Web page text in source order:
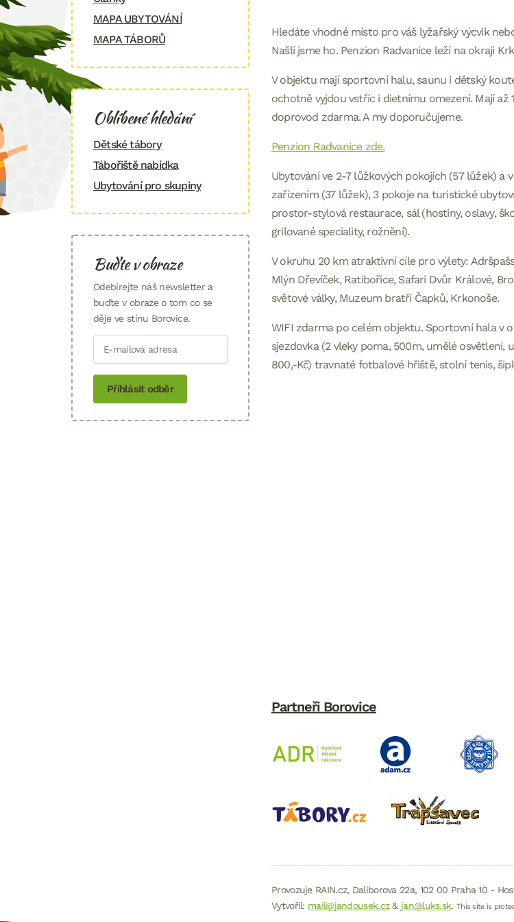
Hledáte vhodné místo pro váš lyžařský výcvik
Našli jsme ho. Penzion Radvanice leží na okraji
V objektu mají sportovní halu, saunu i dětský
ochotně vyjdou vstříc i dietnímu omezení. Mají až
doprovod zdarma. A my doporučujeme.
Penzion Radvanice zde.
Ubytování ve 2-7 lůžkových pokojích (57 lůžek) a
zařízením (37 lůžek), 3 pokoje na turistické
prostor-stylová restaurace, sál (hostiny, oslavy,
grilované speciality, rožnění).
V okruhu 20 km atraktivní cíle pro výlety:
Mlýn Dřevíček, Ratibořice, Safari Dvůr Králové,
světové války, Muzeum bratří Čapků, Krkonoše.
WIFI zdarma po celém objektu. Sportovní hala v
sjezdovka (2 vleky poma, 500m, umělé osvětlení,
800,-Kč) travnaté fotbalové hřiště, stolní tenis,
Partneři Borovice
MAPA UBYTOVÁNÍ
MAPA TÁBORŮ
Oblíbené hledání
Dětské tábory
Tábořiště nabídka
Ubytování pro skupiny
Buďte v obraze
Odebírejte náš newsletter a
buďte v obraze o tom co se
děje ve stínu Borovice.
Přihlásit odběr
Provozuje RAIN.cz, Daliborova 22a, 102 00 Praha 10 -
Vytvořil: mail@jandousek.cz& jan@luks.sk. This site is